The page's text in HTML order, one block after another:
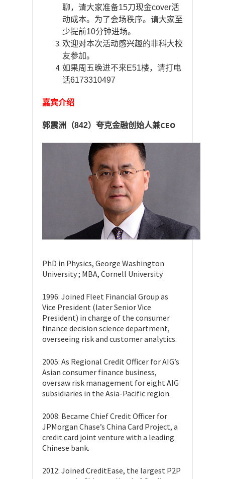
聊，请大家准备15刀现金cover活
动成本。为了会场秩序。请大家至
少提前10分钟进场。
欢迎对本次活动感兴趣的非科大校
友参加。
如果周五晚进不来E51楼，请打电
话6173310497
嘉宾介绍
郭震洲（842）夸克金融创始人兼CEO
PhD in Physics, George Washington
University ; MBA, Cornell University
1996: Joined Fleet Financial Group as
Vice President (later Senior Vice
President) in charge of the consumer
finance decision science department,
overseeing risk and customer analytics.
2005: As Regional Credit Officer for AIG’s
Asian consumer finance business,
oversaw risk management for eight AIG
subsidiaries in the Asia-Pacific region.
2008: Became Chief Credit Officer for
JPMorgan Chase’s China Card Project, a
credit card joint venture with a leading
Chinese bank.
2012: Joined CreditEase, the largest P2P